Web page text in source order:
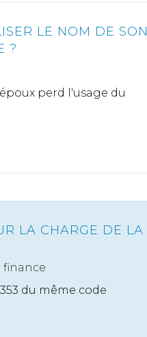
LE NOM DE SON
?
perd l'usage du
LA CHARGE DE LA
finance
du même code